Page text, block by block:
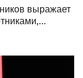
выражает